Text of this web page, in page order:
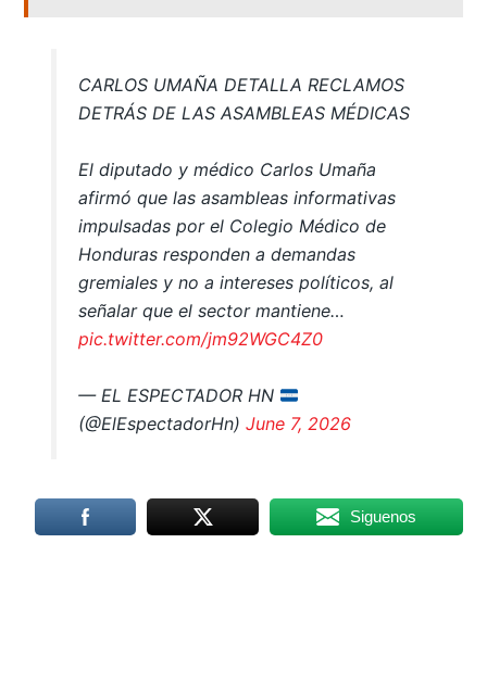
CARLOS UMAÑA DETALLA RECLAMOS
DETRÁS DE LAS ASAMBLEAS MÉDICAS
El diputado y médico Carlos Umaña
afirmó que las asambleas informativas
impulsadas por el Colegio Médico de
Honduras responden a demandas
gremiales y no a intereses políticos, al
señalar que el sector mantiene…
pic.twitter.com/jm92WGC4Z0
— EL ESPECTADOR HN
(@ElEspectadorHn) June 7, 2026
Siguenos